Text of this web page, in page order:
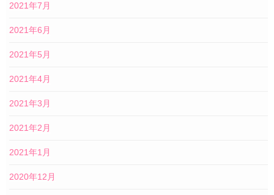
2021年7月
2021年6月
2021年5月
2021年4月
2021年3月
2021年2月
2021年1月
2020年12月